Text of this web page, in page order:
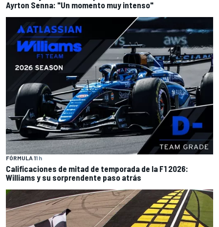
Ayrton Senna: "Un momento muy intenso"
FÓRMULA 11 h
Calificaciones de mitad de temporada de la F1 2026:
Williams y su sorprendente paso atrás